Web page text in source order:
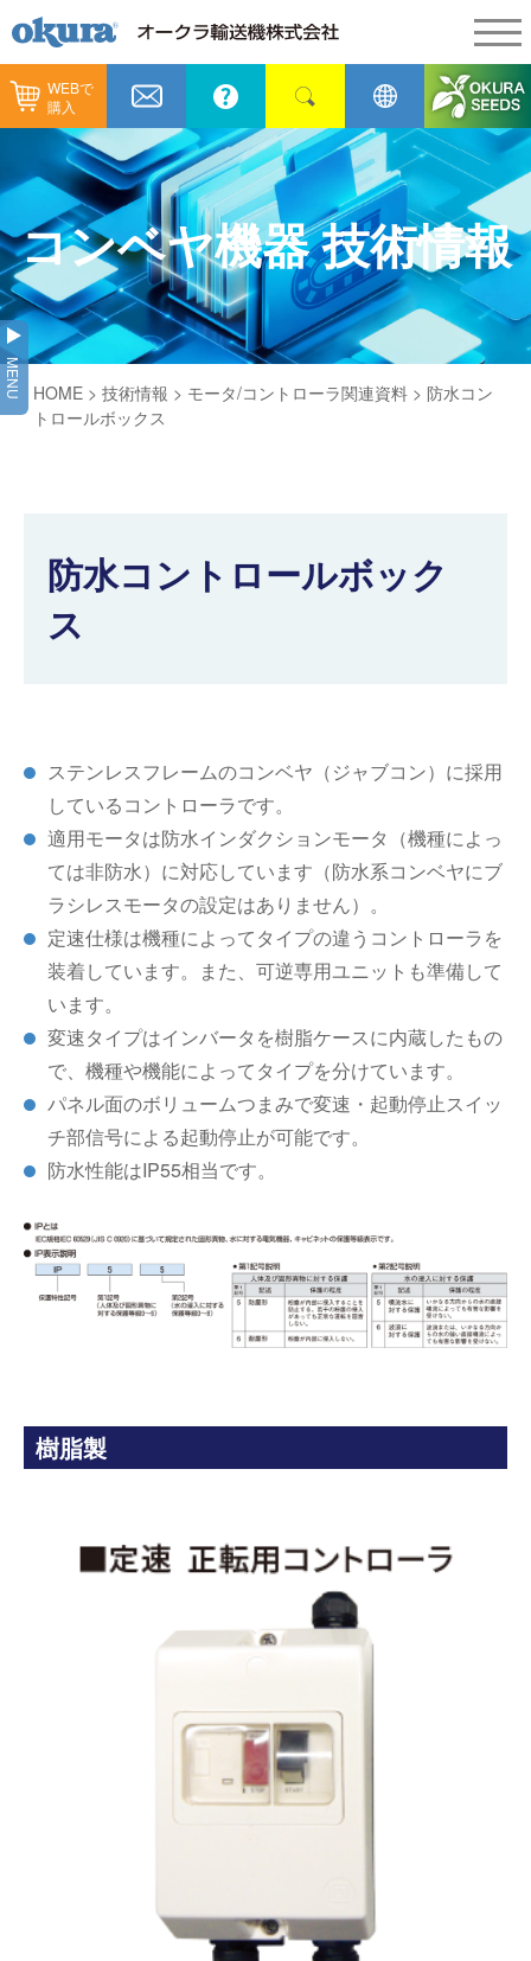
WEBで
購入
製品情報
製品情報
コンベヤ機器
コンベヤ機器を探す
用途から探す
コンベヤ機器の技術情報
仕分けシステム
ピッキングシステム
バンニング・デバンニングシステム
バーチカル装置（垂直搬送機）
周辺機器
納入事例
納入事例
全業種
製造
物流
食品
メンテナンス
カタログ／CAD
会社情報
会社情報
会社概要
事業所一覧
沿革
オークラの取組み
採用情報
新着情報
生産終了品
オークラ育英財団
プライバシーポリシー
サイトポリシー
コンベヤ機器 技術情報
MENU HOME > 技術情報 > モータ/コントローラ関連資料 > 防水コン
トロールボックス
防水コントロールボック
ス
ステンレスフレームのコンベヤ（ジャブコン）に採用
しているコントローラです。
適用モータは防水インダクションモータ（機種によっ
ては非防水）に対応しています（防水系コンベヤにブ
ラシレスモータの設定はありません）。
定速仕様は機種によってタイプの違うコントローラを
装着しています。また、可逆専用ユニットも準備して
います。
変速タイプはインバータを樹脂ケースに内蔵したもの
で、機種や機能によってタイプを分けています。
パネル面のボリュームつまみで変速・起動停止スイッ
チ部信号による起動停止が可能です。
防水性能はIP55相当です。
樹脂製